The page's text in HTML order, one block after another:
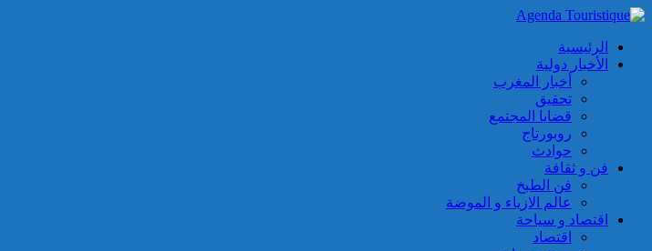
الرئيسية
الأخبار دولية
أخبار المغرب
تحقيق
قضايا المجتمع
روبورتاج
حوادث
فن و ثقافة
فن الطبخ
عالم الازياء و الموضة
اقتصاد و سياحة
اقتصاد